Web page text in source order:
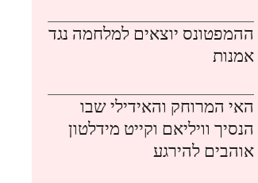
ההמפטונס יוצאים למלחמה נגד
אמנות
האי המרוחק והאידילי שבו
הנסיך וויליאם וקייט מידלטון
אוהבים להירגע